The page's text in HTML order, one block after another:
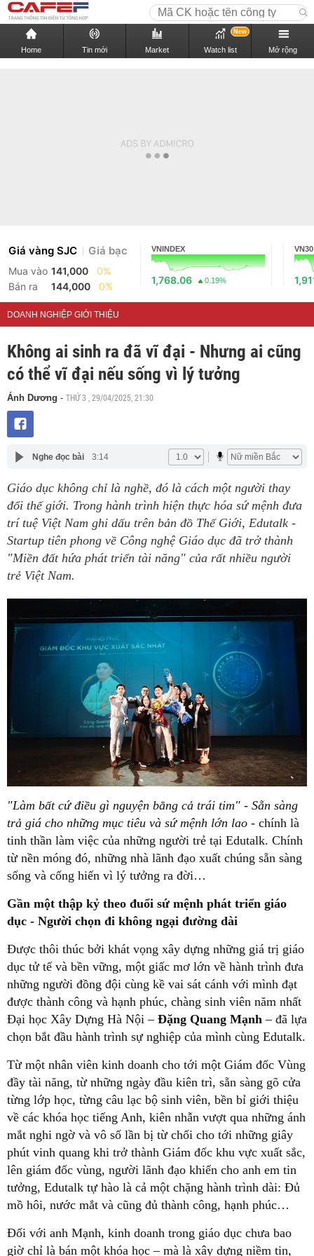
Home Tin mới Market Watch list
New
Mở rộng
Giá vàng SJC Giá bạc
Mua vào 141,000
0%
Bán ra
144,000 0%
VNINDEX
1,768.06 0.19%
VN30
DOANH NGHIỆP GIỚI THIỆU
Không ai sinh ra đã vĩ đại - Nhưng ai cũng
có thể vĩ đại nếu sống vì lý tưởng
Ánh Dương - THỨ 3 , 29/04/2025, 21:30
Nghe đọc bài 3:14
Giáo dục không chỉ là nghề, đó là cách một người thay
đổi thế giới. Trong hành trình hiện thực hóa sứ mệnh đưa
trí tuệ Việt Nam ghi dấu trên bản đồ Thế Giới, Edutalk -
Startup tiên phong về Công nghệ Giáo dục đã trở thành
"Miền đất hứa phát triển tài năng" của rất nhiều người
trẻ Việt Nam.
"Làm bất cứđiều gì nguyện bằng cả trái tim" - Sẵn sàng
trả giá cho những mục tiêu và sứmệnh lớn lao - chính là
tinh thần làm việc của những người trẻ tại Edutalk. Chính
từ nền móng đó, những nhà lãnh đạo xuất chúng sẵn sàng
sống và cống hiến vì lý tưởng ra đời…
Gần một thập kỷ theo đuổi sứ mệnh phát triển giáo
dục - Người chọn đi không ngại đường dài
Được thôi thúc bởi khát vọng xây dựng những giá trị giáo
dục tử tế và bền vững, một giấc mơ lớn về hành trình đưa
những người đồng đội cùng kề vai sát cánh với mình đạt
được thành công và hạnh phúc, chàng sinh viên năm nhất
Đại học Xây Dựng Hà Nội – Đặng Quang Mạnh – đã lựa
chọn bắt đầu hành trình sự nghiệp của mình cùng Edutalk.
Từ một nhân viên kinh doanh cho tới một Giám đốc Vùng
đầy tài năng, từ những ngày đầu kiên trì, sẵn sàng gõ cửa
từng lớp học, từng câu lạc bộ sinh viên, bền bỉ giới thiệu
về các khóa học tiếng Anh, kiên nhẫn vượt qua những ánh
mắt nghi ngờ và vô số lần bị từ chối cho tới những giây
phút vinh quang khi trở thành Giám đốc khu vực xuất sắc,
lên giám đốc vùng, người lãnh đạo khiến cho anh em tin
tưởng, Edutalk tự hào là cả một chặng hành trình dài: Đủ
mồ hôi, nước mắt và cũng đủ thành công, hạnh phúc…
Đối với anh Mạnh, kinh doanh trong giáo dục chưa bao
giờ chỉ là bán một khóa học – mà là xây dựng niềm tin,